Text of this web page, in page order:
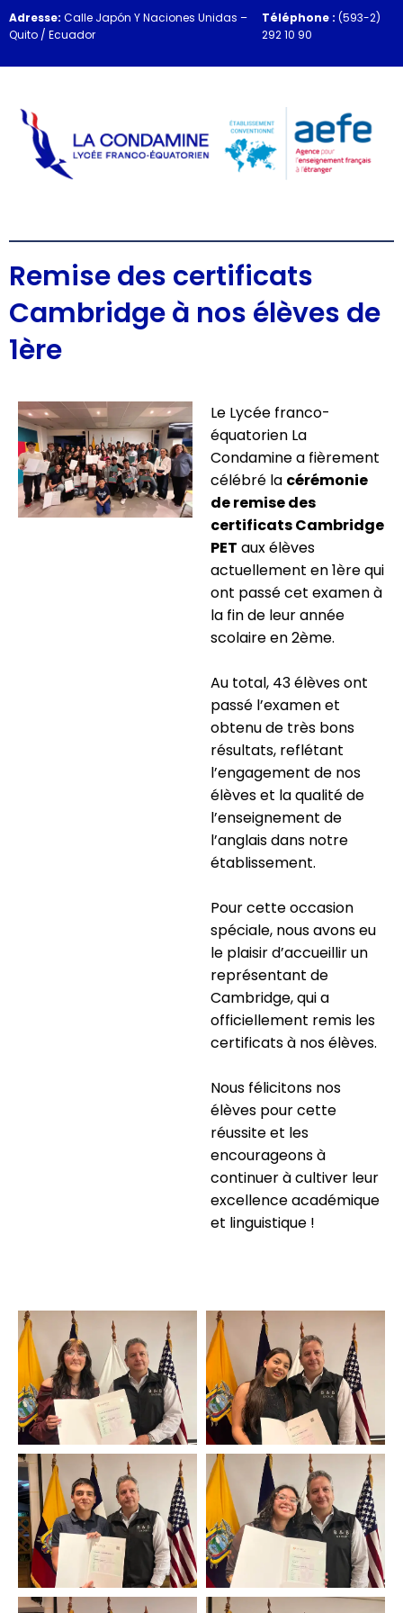
Adresse: Calle Japón Y Naciones Unidas –
Quito / Ecuador
Téléphone : (593-2)
292 10 90
Remise des certificats
Cambridge à nos élèves de
1ère
Le Lycée franco-
équatorien La
Condamine a fièrement
célébré la cérémonie
de remise des
certificats Cambridge
PET aux élèves
actuellement en 1ère qui
ont passé cet examen à
la fin de leur année
scolaire en 2ème.
Au total, 43 élèves ont
passé l’examen et
obtenu de très bons
résultats, reflétant
l’engagement de nos
élèves et la qualité de
l’enseignement de
l’anglais dans notre
établissement.
Pour cette occasion
spéciale, nous avons eu
le plaisir d’accueillir un
représentant de
Cambridge, qui a
officiellement remis les
certificats à nos élèves.
Nous félicitons nos
élèves pour cette
réussite et les
encourageons à
continuer à cultiver leur
excellence académique
et linguistique !